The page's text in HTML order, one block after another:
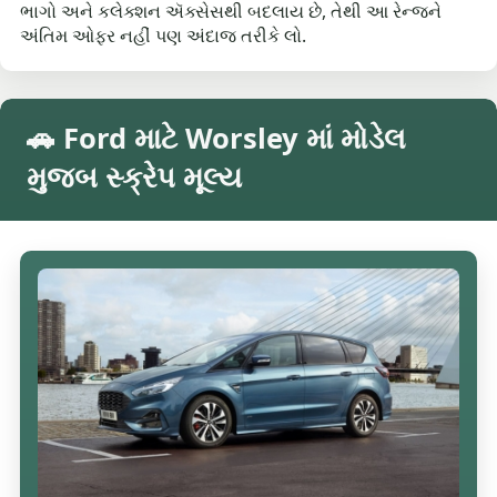
ભાગો અને કલેક્શન ઍક્સેસથી બદલાય છે, તેથી આ રેન્જને
અંતિમ ઓફર નહીં પણ અંદાજ તરીકે લો.
🚗 Ford માટે Worsley માં મોડેલ
મુજબ સ્ક્રેપ મૂલ્ય